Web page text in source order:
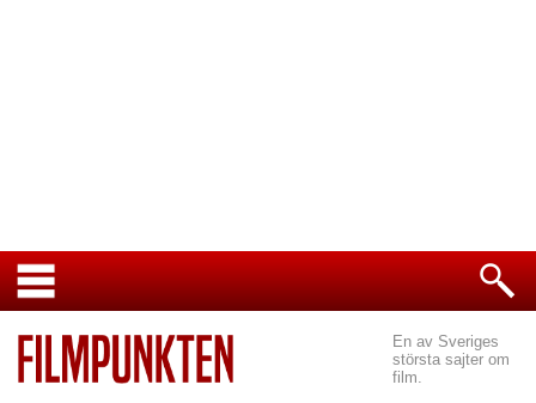
En av Sveriges
största sajter om
film.